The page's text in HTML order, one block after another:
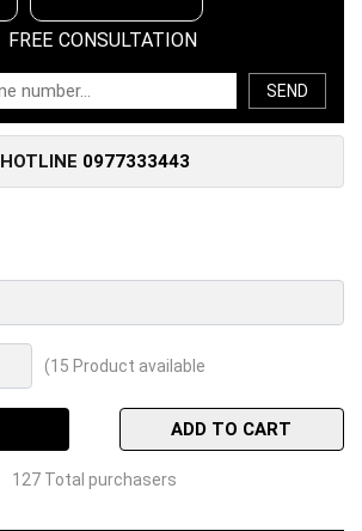
FREE CONSULTATION
SEND
HOTLINE 0977333443
(15 Product available
ADD TO CART
127 Total purchasers